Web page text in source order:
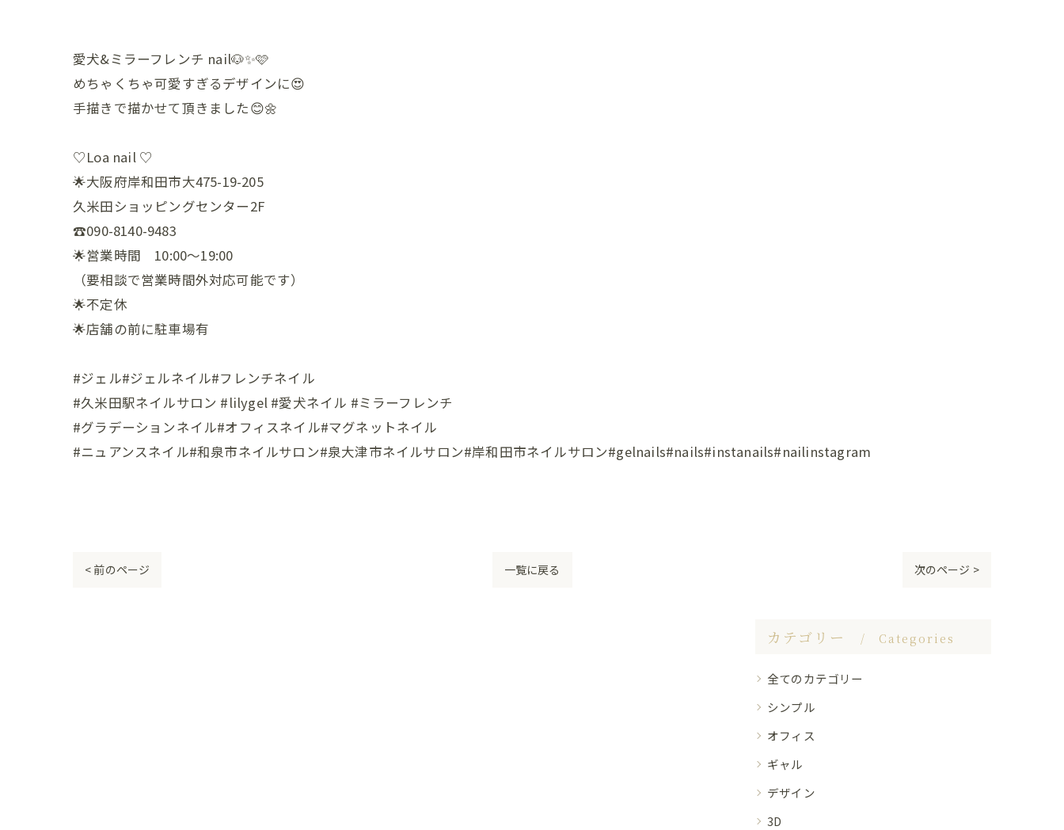
愛犬&ミラーフレンチ nail🐶✨🩷
めちゃくちゃ可愛すぎるデザインに😍
手描きで描かせて頂きました😊🌼
♡Loa nail ♡
🌟大阪府岸和田市大475-19-205
久米田ショッピングセンター2F
☎️090-8140-9483
🌟営業時間 10:00〜19:00
（要相談で営業時間外対応可能です）
🌟不定休
🌟店舗の前に駐車場有
#ジェル#ジェルネイル#フレンチネイル
#久米田駅ネイルサロン #lilygel #愛犬ネイル #ミラーフレンチ
#グラデーションネイル#オフィスネイル#マグネットネイル
#ニュアンスネイル#和泉市ネイルサロン#泉大津市ネイルサロン#岸和田市ネイルサロン#gelnails#nails#instanails#nailinstagram
< 前のページ 一覧に戻る 次のページ >
カテゴリー Categories
全てのカテゴリー
シンプル
オフィス
ギャル
デザイン
3D